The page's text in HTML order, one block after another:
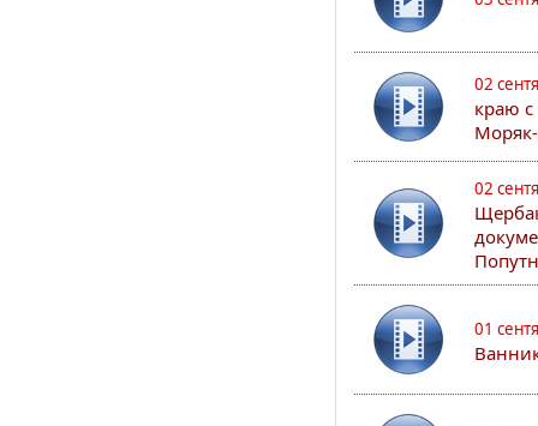
02
краю
02
01